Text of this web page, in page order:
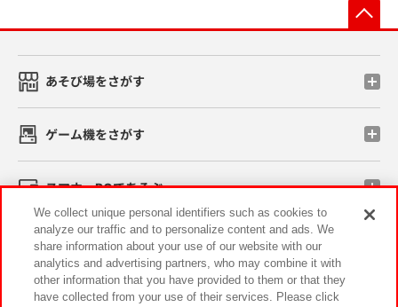
あそび場をさがす
ゲーム機をさがす
スマホ・PCであそぶ
イベント・キャンペーン
We collect unique personal identifiers such as cookies to
analyze our traffic and to personalize content and ads. We
share information about your use of our website with our
analytics and advertising partners, who may combine it with
other information that you have provided to them or that they
have collected from your use of their services. Please click